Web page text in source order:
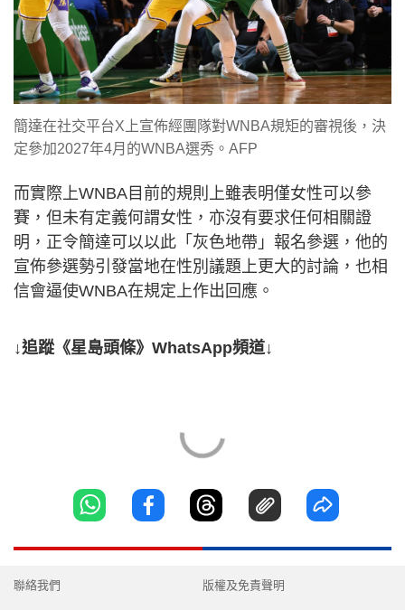
簡達在社交平台X上宣佈經團隊對WNBA規矩的審視後，決
定參加2027年4月的WNBA選秀。AFP
而實際上WNBA目前的規則上雖表明僅女性可以參
賽，但未有定義何謂女性，亦沒有要求任何相關證
明，正令簡達可以以此「灰色地帶」報名參選，他的
宣佈參選勢引發當地在性別議題上更大的討論，也相
信會逼使WNBA在規定上作出回應。
↓追蹤《星島頭條》WhatsApp頻道↓
聯絡我們 版權及免責聲明